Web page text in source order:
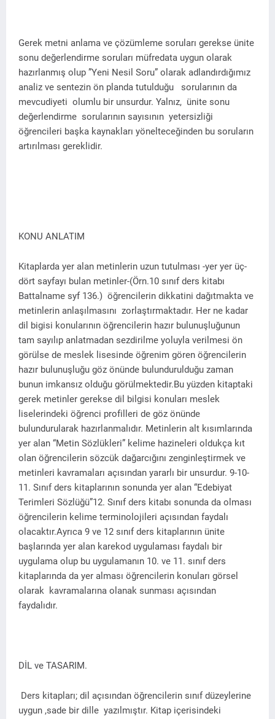
Gerek metni anlama ve çözümleme soruları gerekse ünite
sonu değerlendirme soruları müfredata uygun olarak
hazırlanmış olup ”Yeni Nesil Soru” olarak adlandırdığımız
analiz ve sentezin ön planda tutulduğu sorularının da
mevcudiyeti olumlu bir unsurdur. Yalnız, ünite sonu
değerlendirme sorularının sayısının yetersizliği
öğrencileri başka kaynakları yönelteceğinden bu soruların
artırılması gereklidir.
KONU ANLATIM
Kitaplarda yer alan metinlerin uzun tutulması -yer yer üç-
dört sayfayı bulan metinler-(Örn.10 sınıf ders kitabı
Battalname syf 136.) öğrencilerin dikkatini dağıtmakta ve
metinlerin anlaşılmasını zorlaştırmaktadır. Her ne kadar
dil bigisi konularının öğrencilerin hazır bulunuşluğunun
tam sayılıp anlatmadan sezdirilme yoluyla verilmesi ön
görülse de meslek lisesinde öğrenim gören öğrencilerin
hazır bulunuşluğu göz önünde bulundurulduğu zaman
bunun imkansız olduğu görülmektedir.Bu yüzden kitaptaki
gerek metinler gerekse dil bilgisi konuları meslek
liselerindeki öğrenci profilleri de göz önünde
bulundurularak hazırlanmalıdır. Metinlerin alt kısımlarında
yer alan “Metin Sözlükleri” kelime hazineleri oldukça kıt
olan öğrencilerin sözcük dağarcığını zenginleştirmek ve
metinleri kavramaları açısından yararlı bir unsurdur. 9-10-
11. Sınıf ders kitaplarının sonunda yer alan “Edebiyat
Terimleri Sözlüğü”12. Sınıf ders kitabı sonunda da olması
öğrencilerin kelime terminolojileri açısından faydalı
olacaktır.Ayrıca 9 ve 12 sınıf ders kitaplarının ünite
başlarında yer alan karekod uygulaması faydalı bir
uygulama olup bu uygulamanın 10. ve 11. sınıf ders
kitaplarında da yer alması öğrencilerin konuları görsel
olarak kavramalarına olanak sunması açısından
faydalıdır.
DİL ve TASARIM.
Ders kitapları; dil açısından öğrencilerin sınıf düzeylerine
uygun ,sade bir dille yazılmıştır. Kitap içerisindeki